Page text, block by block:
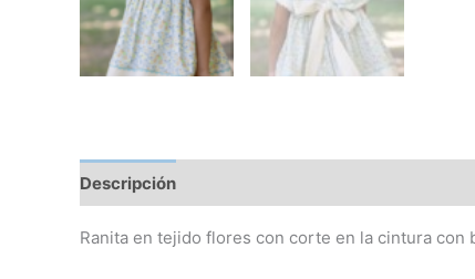
Descripción
Ranita en tejido flores con corte en la cintura con